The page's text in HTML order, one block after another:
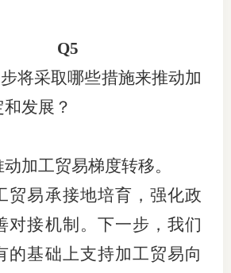
Q5
将采取哪些措施来推动加
发展？
工贸易梯度转移。
易承接地培育，强化政
对接机制。下一步，我们
的基础上支持加工贸易向